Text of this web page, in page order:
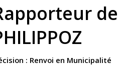
: Renvoi en Municipalité